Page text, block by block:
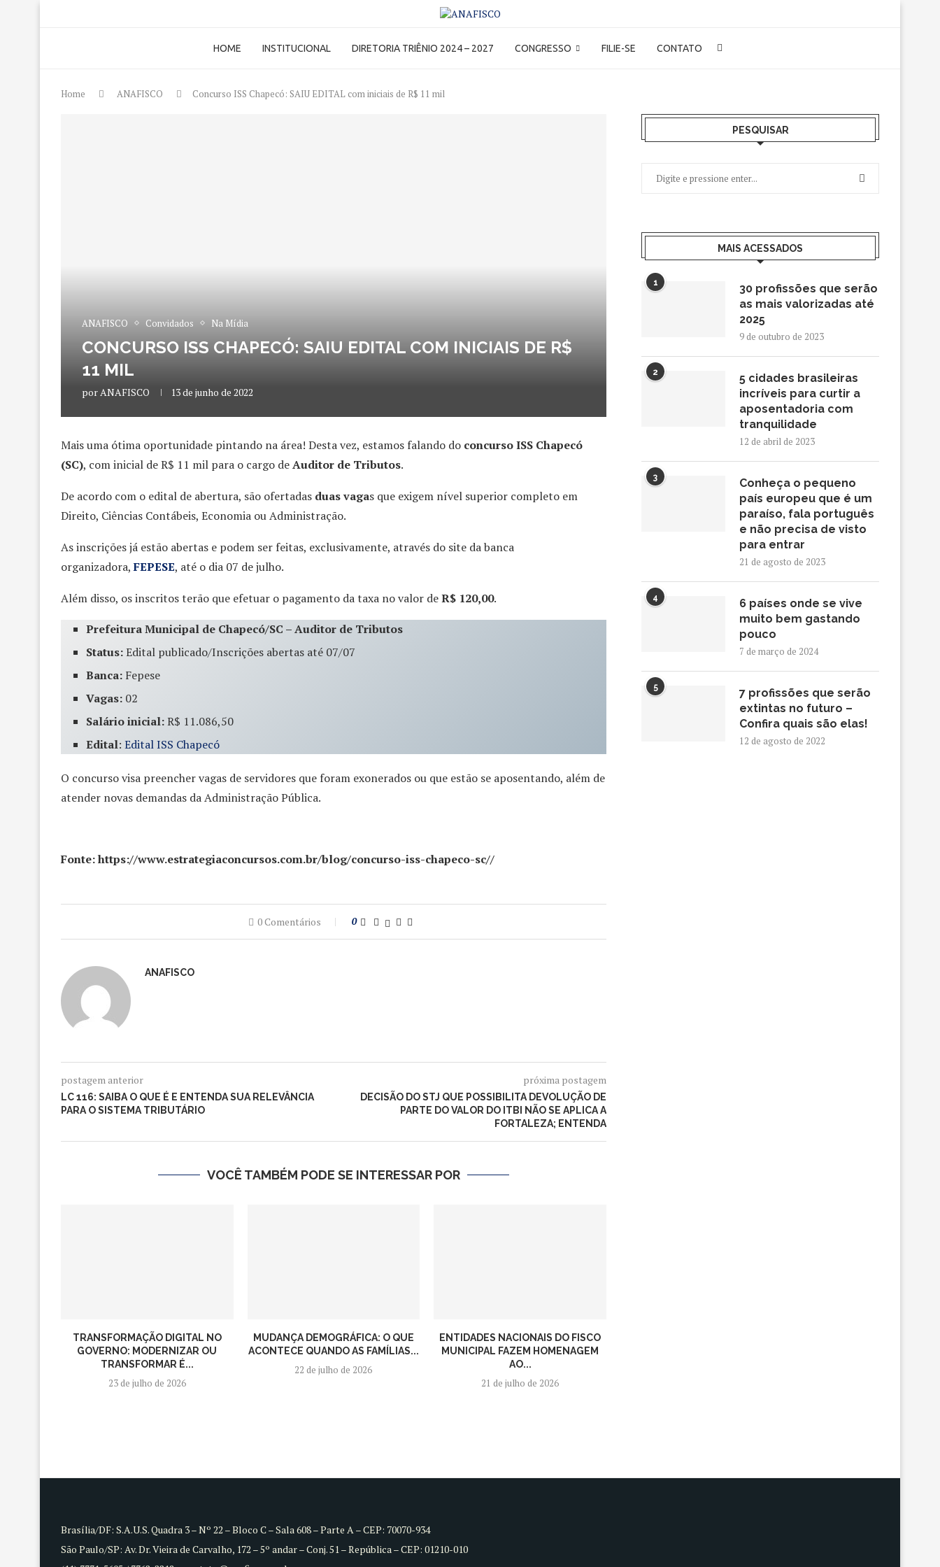
HOME INSTITUCIONAL DIRETORIA TRIÊNIO 2024 – 2027 CONGRESSO FILIE-SE CONTATO
Home ANAFISCO Concurso ISS Chapecó: SAIU EDITAL com iniciais de R$ 11 mil
ANAFISCO Convidados Na Mídia
CONCURSO ISS CHAPECÓ: SAIU EDITAL COM INICIAIS DE R$
11 MIL
por ANAFISCO 13 de junho de 2022
Mais uma ótima oportunidade pintando na área! Desta vez, estamos falando do concurso ISS Chapecó
(SC), com inicial de R$ 11 mil para o cargo deAuditor de Tributos.
De acordo com o edital de abertura, são ofertadas duas vagas que exigem nível superior completo em
Direito, Ciências Contábeis, Economia ou Administração.
As inscrições já estão abertas e podem ser feitas, exclusivamente, através do site da banca
organizadora,FEPESE, até o dia 07 de julho.
Além disso, os inscritos terão que efetuar o pagamento da taxa no valor deR$ 120,00.
Prefeitura Municipal de Chapecó/SC – Auditor de Tributos
Status:Edital publicado/Inscrições abertas até 07/07
Banca: Fepese
Vagas: 02
Salário inicial:R$ 11.086,50
Edital: Edital ISS Chapecó
O concurso visa preencher vagas de servidores que foram exonerados ou que estão se aposentando, além de
atender novas demandas da Administração Pública.
Fonte: https://www.estrategiaconcursos.com.br/blog/concurso-iss-chapeco-sc//
0 Comentários 0
ANAFISCO
postagem anterior
LC 116: SAIBA O QUE É E ENTENDA SUA RELEVÂNCIA
PARA O SISTEMA TRIBUTÁRIO
próxima postagem
DECISÃO DO STJ QUE POSSIBILITA DEVOLUÇÃO DE
PARTE DO VALOR DO ITBI NÃO SE APLICA A
FORTALEZA; ENTENDA
VOCÊ TAMBÉM PODE SE INTERESSAR POR
TRANSFORMAÇÃO DIGITAL NO
GOVERNO: MODERNIZAR OU
TRANSFORMAR É...
23 de julho de 2026
MUDANÇA DEMOGRÁFICA: O QUE
ACONTECE QUANDO AS FAMÍLIAS...
22 de julho de 2026
ENTIDADES NACIONAIS DO FISCO
MUNICIPAL FAZEM HOMENAGEM
AO...
21 de julho de 2026
PESQUISAR
MAIS ACESSADOS
1
30 profissões que serão
as mais valorizadas até
2025
9 de outubro de 2023
2
5 cidades brasileiras
incríveis para curtir a
aposentadoria com
tranquilidade
12 de abril de 2023
3
Conheça o pequeno
país europeu que é um
paraíso, fala português
e não precisa de visto
para entrar
21 de agosto de 2023
4
6 países onde se vive
muito bem gastando
pouco
7 de março de 2024
5
7 profissões que serão
extintas no futuro –
Confira quais são elas!
12 de agosto de 2022
Brasília/DF: S.A.U.S. Quadra 3 – Nº 22 – Bloco C – Sala 608 – Parte A – CEP: 70070-934
São Paulo/SP: Av. Dr. Vieira de Carvalho, 172 – 5º andar – Conj. 51 – República – CEP: 01210-010